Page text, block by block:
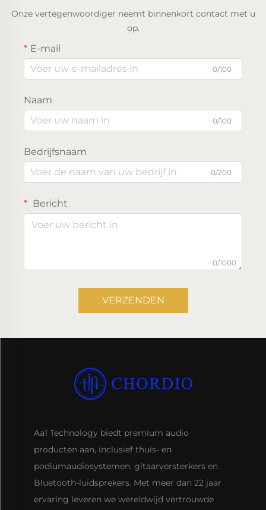
Onze vertegenwoordiger neemt binnenkort contact met u
op.
E-mail
0/100
Naam
0/100
Bedrijfsnaam
0/200
Bericht
0/1000
VERZENDEN
Aa1 Technology biedt premium audio
producten aan, inclusief thuis- en
podiumaudiosystemen, gitaarversterkers en
Bluetooth-luidsprekers. Met meer dan 22 jaar
ervaring leveren we wereldwijd vertrouwde